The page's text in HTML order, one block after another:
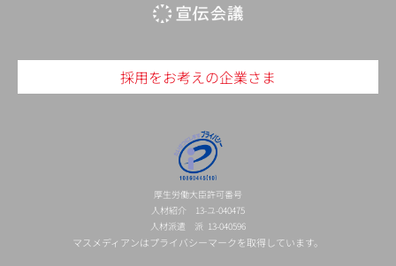
採用をお考えの企業さま
厚生労働大臣許可番号
人材紹介 13-ユ-040475
人材派遣 派 13-040596
マスメディアンはプライバシーマークを取得しています。